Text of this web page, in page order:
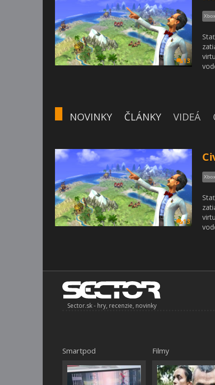
13
NOVINKY ČLÁNKY VIDEÁ
13
Sector.sk - hry, recenzie, novinky
Smartpod Filmy